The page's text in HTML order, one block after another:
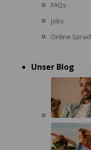
FAQs
Jobs
Online
Unser Blog